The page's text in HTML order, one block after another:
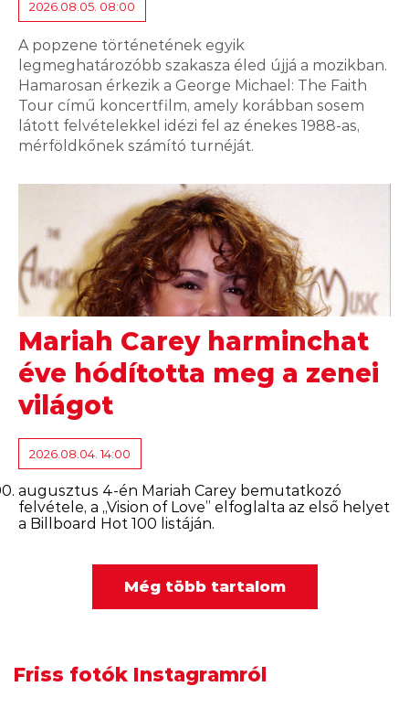
2026.08.05. 08:00
A popzene történetének egyik
legmeghatározóbb szakasza éled újjá a mozikban.
Hamarosan érkezik a George Michael: The Faith
Tour című koncertfilm, amely korábban sosem
látott felvételekkel idézi fel az énekes 1988-as,
mérföldkőnek számító turnéját.
Mariah Carey harminchat
éve hódította meg a zenei
világot
2026.08.04. 14:00
augusztus 4-én Mariah Carey bemutatkozó
felvétele, a „Vision of Love” elfoglalta az első helyet
a Billboard Hot 100 listáján.
Még több tartalom
Friss fotók Instagramról